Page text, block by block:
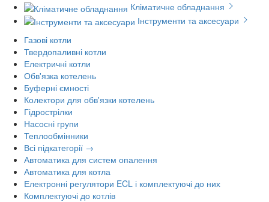
Кліматичне обладнання
Інструменти та аксесуари
Газові котли
Твердопаливні котли
Електричні котли
Обв'язка котелень
Буферні ємності
Колектори для обв'язки котелень
Гідрострілки
Насосні групи
Теплообмінники
Всі підкатегорії →
Автоматика для систем опалення
Автоматика для котла
Електронні регулятори ECL і комплектуючі до них
Комплектуючі до котлів